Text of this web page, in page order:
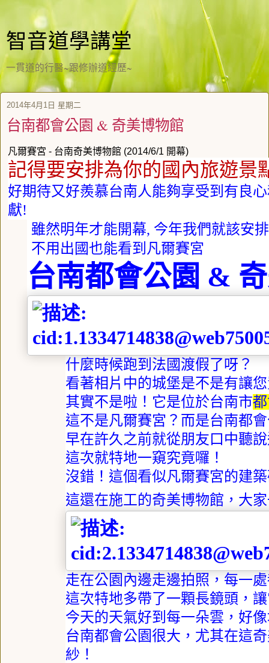
智音道學講堂
一貫道的行醫~跟修辦道經歷~
2014年4月1日 星期二
台南都會公園 & 奇美博物館
凡爾賽宮 - 台南奇美博物館 (2014/6/1 開幕)
記得要安排為你的國內旅遊景
好期待又好羨慕台南人能夠享受到有良
獻!
雖然明年才能開幕, 今年我們就該安
不用出國也能看到凡爾賽宮
台南都會公園 &
什麼時候跑到法國渡假了呀？
看著相片中的城堡是不是有讓
其實不是啦！它是位於台南市
這不是凡爾賽宮？而是台南都
早在許久之前就從朋友口中聽
這次就特地一窺究竟囉！
沒錯！這個看似凡爾賽宮的建
這還在施工的奇美博物館，大
走在公園內邊走邊拍照，每一
這次特地多帶了一顆長鏡頭，
今天的天氣好到每一朵雲，好
台南都會公園很大，尤其在這
紗！